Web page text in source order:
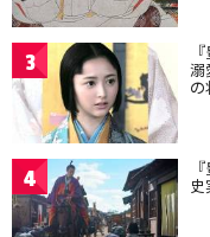
3 溺
の
4